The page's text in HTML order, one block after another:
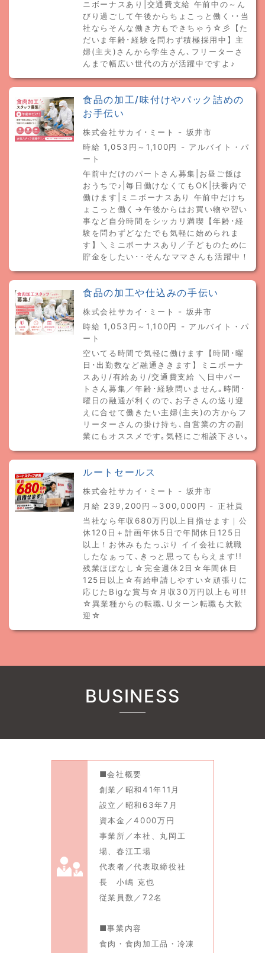
ニボーナスあり|交通費支給 午前中の～ん
びり過ごして午後からちょこっと働く･･当
社ならそんな働き方もできちゃう☆彡【た
だいま年齢･経験を問わず積極採用中】主
婦(主夫)さんから学生さん､フリーターさ
んまで幅広い世代の方が活躍中ですよ♪
食品の加工/味付けやパック詰めの
お手伝い
株式会社サカイ･ミート - 坂井市
時給 1,053円～1,100円 - アルバイト・パ
ート
午前中だけのパートさん募集|お昼ご飯は
おうちで♪|毎日働けなくてもOK|扶養内で
働けます|ミニボーナスあり 午前中だけち
ょこっと働く→午後からはお買い物や習い
事など自分時間をシッカリ満喫【年齢･経
験を問わずどなたでも気軽に始められま
す】＼ミニボーナスあり／子どものために
貯金をしたい･･そんなママさんも活躍中！
食品の加工や仕込みの手伝い
株式会社サカイ･ミート - 坂井市
時給 1,053円～1,100円 - アルバイト・パ
ート
空いてる時間で気軽に働けます【時間･曜
日･出勤数など融通ききます】ミニボーナ
スあり/有給あり/交通費支給 ＼日中パー
トさん募集／年齢･経験問いません｡時間･
曜日の融通が利くので､お子さんの送り迎
えに合せて働きたい主婦(主夫)の方からフ
リーターさんの掛け持ち､自営業の方の副
業にもオススメです｡気軽にご相談下さい｡
ルートセールス
株式会社サカイ･ミート - 坂井市
月給 239,200円～300,000円 - 正社員
当社なら年収680万円以上目指せます｜公
休120日＋計画年休5日で年間休日125日
以上！お休みもたっぷり イイ会社に就職
したなぁって､きっと思ってもらえます!!
残業ほぼなし☆完全週休2日☆年間休日
125日以上☆有給申請しやすい☆頑張りに
応じたBigな賞与☆月収30万円以上も可!!
☆異業種からの転職､Uターン転職も大歓
迎☆
BUSINESS
■会社概要
創業／昭和41年11月
設立／昭和63年7月
資本金／4000万円
事業所／本社、丸岡工
場、春江工場
代表者／代表取締役社
長 小嶋 克也
従業員数／72名
■事業内容
食肉・食肉加工品・冷凍